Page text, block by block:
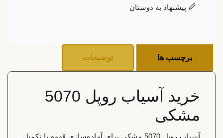
پیشنهاد به دوستان
توضیحات برچسب ها
خرید آسیاب روپل 5070
مشکی
آسیاب روپل 5070 مشکی برای آماده‌سازی قهوه یا تکمیل